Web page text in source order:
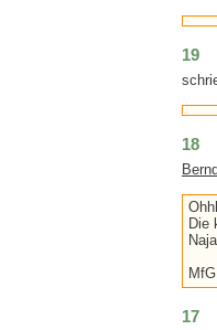
19
18
Die
17